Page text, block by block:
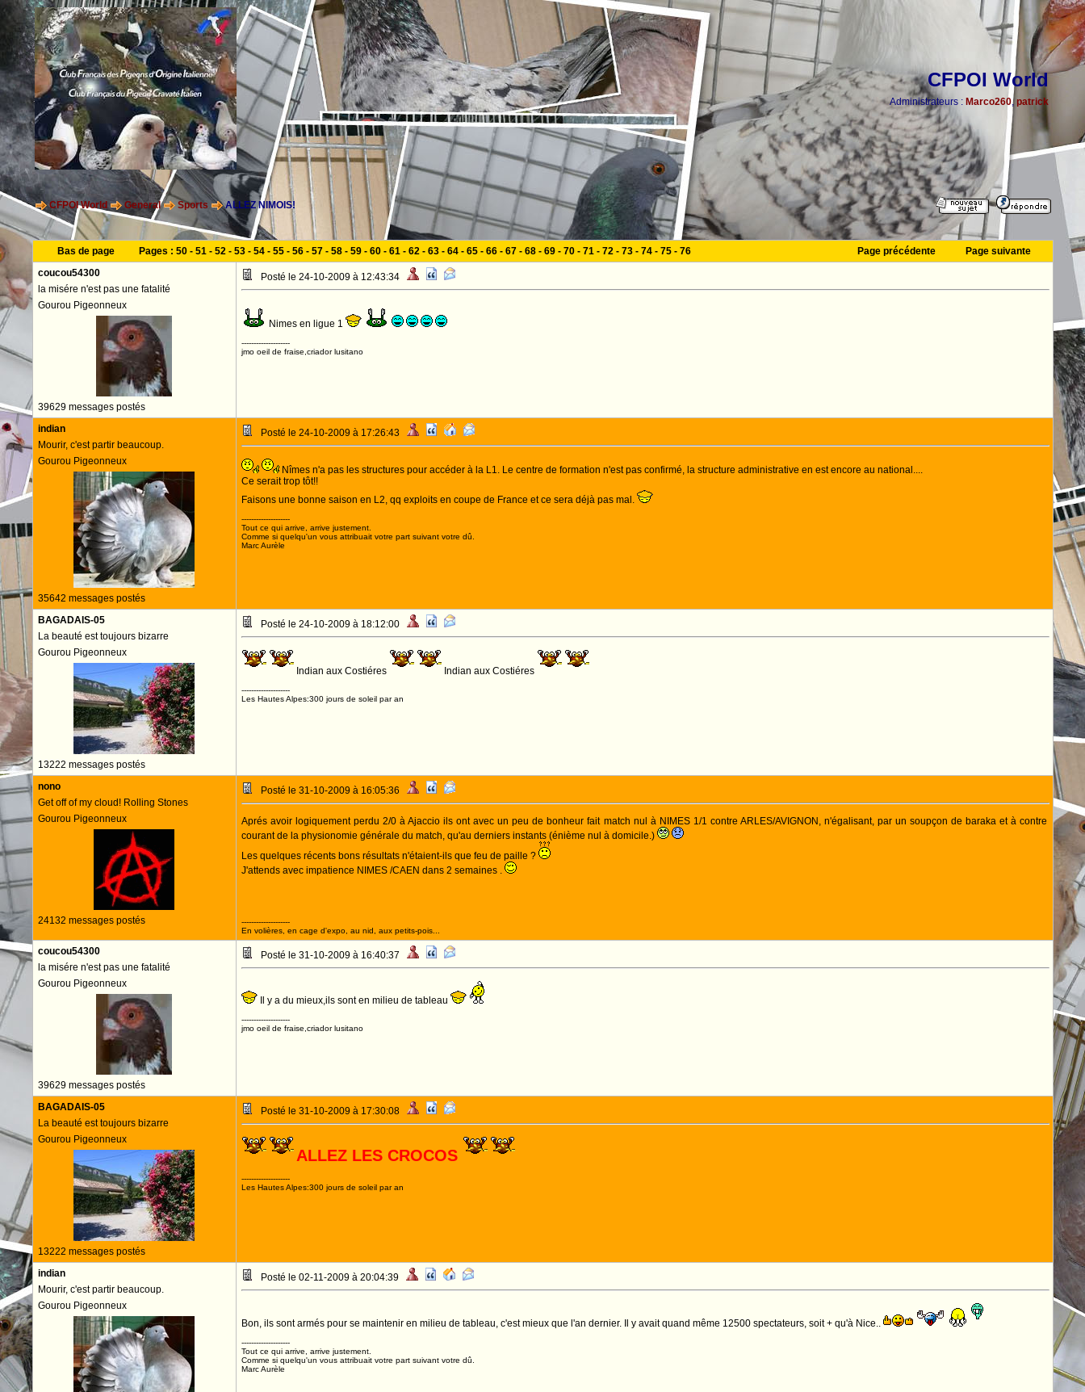
CFPOI World
Administrateurs : Marco260, patrick
CFPOI World General Sports ALLEZ NIMOIS!
Bas de page Pages : 50- 51- 52- 53- 54- 55- 56- 57- 58- 59- 60- 61- 62- 63- 64- 65- 66- 67- 68- 69- 70- 71- 72- 73- 74- 75- 76 Page précédente
Page suivante
coucou54300
la misére n'est pas une fatalité
Gourou Pigeonneux
39629 messages postés
Posté le 24-10-2009 à 12:43:34
Nimes en ligue 1
--------------------
jmo oeil de fraise,criador lusitano
indian
Mourir, c'est partir beaucoup.
Gourou Pigeonneux
35642 messages postés
Posté le 24-10-2009 à 17:26:43
Nîmes n'a pas les structures pour accéder à la L1. Le centre de formation n'est pas confirmé, la structure administrative en est encore au national....
Ce serait trop tôt!!
Faisons une bonne saison en L2, qq exploits en coupe de France et ce sera déjà pas mal.
--------------------
Tout ce qui arrive, arrive justement.
Comme si quelqu'un vous attribuait votre part suivant votre dû.
Marc Aurèle
BAGADAIS-05
La beauté est toujours bizarre
Gourou Pigeonneux
13222 messages postés
Posté le 24-10-2009 à 18:12:00
Indian aux Costiéres Indian aux Costiéres
--------------------
Les Hautes Alpes:300 jours de soleil par an
nono
Get off of my cloud! Rolling Stones
Gourou Pigeonneux
24132 messages postés
Posté le 31-10-2009 à 16:05:36
Aprés avoir logiquement perdu 2/0 à Ajaccio ils ont avec un peu de bonheur fait match nul à NIMES 1/1 contre ARLES/AVIGNON, n'égalisant, par un soupçon de baraka et à contre
courant de la physionomie générale du match, qu'au derniers instants (énième nul à domicile.)
Les quelques récents bons résultats n'étaient-ils que feu de paille ?
J'attends avec impatience NIMES /CAEN dans 2 semaines .
--------------------
En volières, en cage d'expo, au nid, aux petits-pois...
coucou54300
la misére n'est pas une fatalité
Gourou Pigeonneux
39629 messages postés
Posté le 31-10-2009 à 16:40:37
Il y a du mieux,ils sont en milieu de tableau
--------------------
jmo oeil de fraise,criador lusitano
BAGADAIS-05
La beauté est toujours bizarre
Gourou Pigeonneux
13222 messages postés
Posté le 31-10-2009 à 17:30:08
ALLEZ LES CROCOS
--------------------
Les Hautes Alpes:300 jours de soleil par an
indian
Mourir, c'est partir beaucoup.
Gourou Pigeonneux
Posté le 02-11-2009 à 20:04:39
Bon, ils sont armés pour se maintenir en milieu de tableau, c'est mieux que l'an dernier. Il y avait quand même 12500 spectateurs, soit + qu'à Nice..
--------------------
Tout ce qui arrive, arrive justement.
Comme si quelqu'un vous attribuait votre part suivant votre dû.
Marc Aurèle